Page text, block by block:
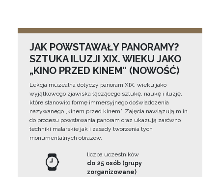
JAK POWSTAWAŁY PANORAMY?
SZTUKA ILUZJI XIX. WIEKU JAKO
„KINO PRZED KINEM” (NOWOŚĆ)
Lekcja muzealna dotyczy panoram XIX. wieku jako
wyjątkowego zjawiska łączącego sztukę, naukę i iluzję,
które stanowiło formę immersyjnego doświadczenia
nazywanego „kinem przed kinem”. Zajęcia nawiązują m.in.
do procesu powstawania panoram oraz ukazują zarówno
techniki malarskie jak i zasady tworzenia tych
monumentalnych obrazów.
liczba uczestników
do 25 osób (grupy
zorganizowane)